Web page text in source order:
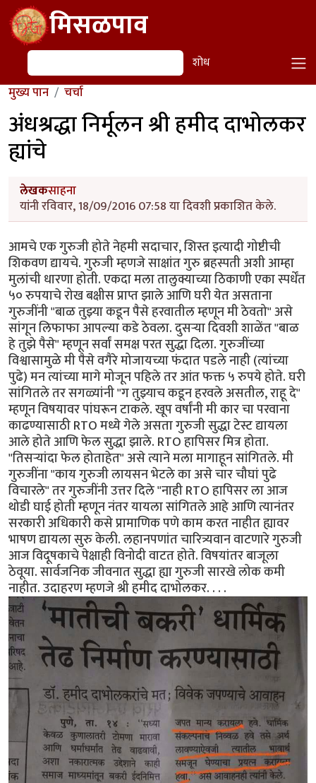
Skip to main contentमिसळपाव
शोध शोध
मुख्य पान चर्चा
अंधश्रद्धा निर्मूलन श्री हमीद दाभोलकर
ह्यांचे
लेखकसाहना
यांनी रविवार, 18/09/2016 07:58 या दिवशी प्रकाशित केले.
आमचे एक गुरुजी होते नेहमी सदाचार, शिस्त इत्यादी गोष्टीची
शिकवण द्यायचे. गुरुजी म्हणजे साक्षांत गुरु ब्रहस्पती अशी आम्हा
मुलांची धारणा होती. एकदा मला तालुक्याच्या ठिकाणी एका स्पर्धेंत
५० रुपयाचे रोख बक्षीस प्राप्त झाले आणि घरी येत असताना
गुरुजींनी "बाळ तुझ्या कडून पैसे हरवातील म्हणून मी ठेवतो" असे
सांगून लिफाफा आपल्या कडे ठेवला. दुसऱ्या दिवशी शाळेंत "बाळ
हे तुझे पैसे" म्हणून सर्वां समक्ष परत सुद्धा दिला. गुरुजींच्या
विश्वासामुळे मी पैसे वगैरे मोजायच्या फंदात पडले नाही (त्यांच्या
पुढे) मन त्यांच्या मागे मोजून पहिले तर आंत फक्त ५ रुपये होते. घरी
सांगितले तर सगळ्यांनी "ग तुझ्याच कडून हरवले असतील, राहू दे"
म्हणून विषयावर पांघरून टाकले. खूप वर्षांनी मी कार चा परवाना
काढण्यासाठी RTO मध्ये गेले असता गुरुजी सुद्धा टेस्ट द्यायला
आले होते आणि फेल सुद्धा झाले. RTO हापिसर मित्र होता.
"तिसऱ्यांदा फेल होताहेत" असे त्याने मला मागाहून सांगितले. मी
गुरुजींना "काय गुरुजी लायसन भेटले का असे चार चौघां पुढे
विचारले" तर गुरुजींनी उत्तर दिले "नाही RTO हापिसर ला आज
थोडी घाई होती म्हणून नंतर यायला सांगितले आहे आणि त्यानंतर
सरकारी अधिकारी कसे प्रामाणिक पणे काम करत नाहीत ह्यावर
भाषण द्यायला सुरु केली. लहानपणांत चारित्र्यवान वाटणारे गुरुजी
आज विदूषकाचे पेक्षाही विनोदी वाटत होते. विषयांतर बाजूला
ठेवूया. सार्वजनिक जीवनात सुद्धा ह्या गुरुजी सारखे लोक कमी
नाहीत. उदाहरण म्हणजे श्री हमीद दाभोलकर. . . .